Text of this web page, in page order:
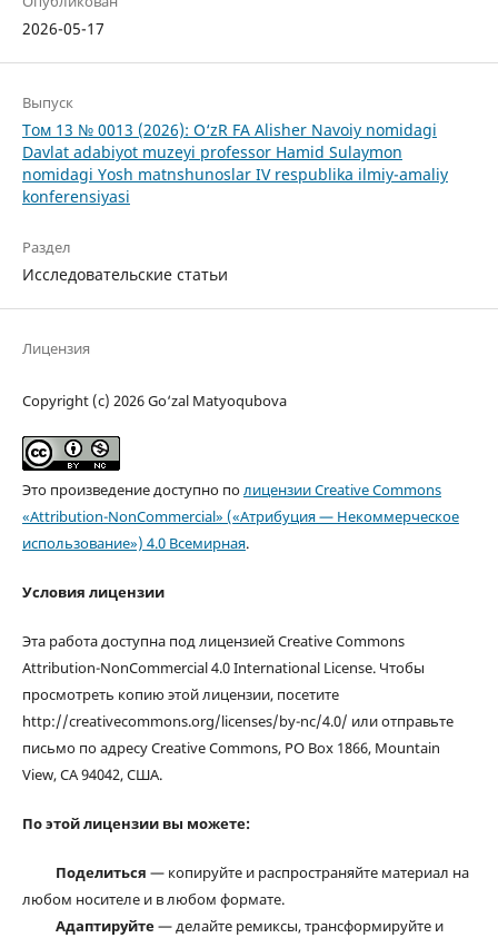
2026-05-17
Выпуск
Том 13 № 0013 (2026): O‘zR FA Alisher Navoiy nomidagi
Davlat adabiyot muzeyi professor Hamid Sulaymon
nomidagi Yosh matnshunoslar IV respublika ilmiy-amaliy
konferensiyasi
Раздел
Исследовательские статьи
Лицензия
Copyright (c) 2026 Go‘zal Matyoqubova
Это произведение доступно полицензии Creative Commons
«Attribution-NonCommercial» («Атрибуция — Некоммерческое
использование») 4.0 Всемирная.
Условия лицензии
Эта работа доступна под лицензией Creative Commons
Attribution-NonCommercial 4.0 International License. Чтобы
просмотреть копию этой лицензии, посетите
http://creativecommons.org/licenses/by-nc/4.0/ или отправьте
письмо по адресу Creative Commons, PO Box 1866, Mountain
View, CA 94042, США.
По этой лицензии вы можете:
Поделиться — копируйте и распространяйте материал на
любом носителе и в любом формате.
Адаптируйте— делайте ремиксы, трансформируйте и